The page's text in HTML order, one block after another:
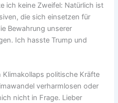
ich keine Zweifel: Natürlich ist
die sich einsetzen für
Bewahrung unserer
Ich hasste Trump und
politische Kräfte
verharmlosen oder
nicht in Frage. Lieber